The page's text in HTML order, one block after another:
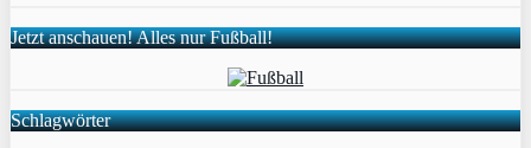
Jetzt anschauen! Alles nur Fußball!
Schlagwörter